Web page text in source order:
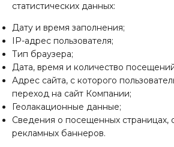
статистических данных:
Дату и время заполнения;
IP-адрес пользователя;
Тип браузера;
Дата, время и количество
Адрес сайта, с которого
переход на сайт Компании;
Геолакационные данные;
Сведения о посещенных страницах,
рекламных баннеров.